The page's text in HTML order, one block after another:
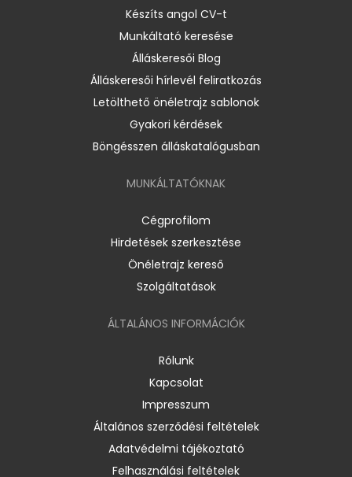
Készíts angol CV-t
Munkáltató keresése
Álláskeresői Blog
Álláskeresői hírlevél feliratkozás
Letölthető önéletrajz sablonok
Gyakori kérdések
Böngésszen álláskatalógusban
MUNKÁLTATÓKNAK
Cégprofilom
Hirdetések szerkesztése
Önéletrajz kereső
Szolgáltatások
ÁLTALÁNOS INFORMÁCIÓK
Rólunk
Kapcsolat
Impresszum
Általános szerződési feltételek
Adatvédelmi tájékoztató
Felhasználási feltételek